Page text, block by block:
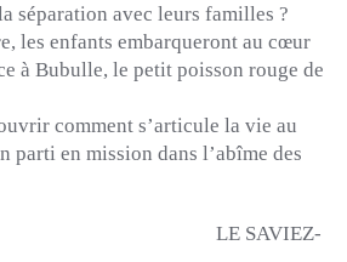
séparation avec leurs familles ?
les enfants embarqueront au cœur
à Bubulle, le petit poisson rouge de
comment s’articule la vie au
parti en mission dans l’abîme des